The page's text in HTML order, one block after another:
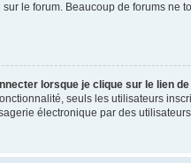
le forum. Beaucoup de forums
lorsque je clique sur le lien
seuls les utilisateurs
électronique par des